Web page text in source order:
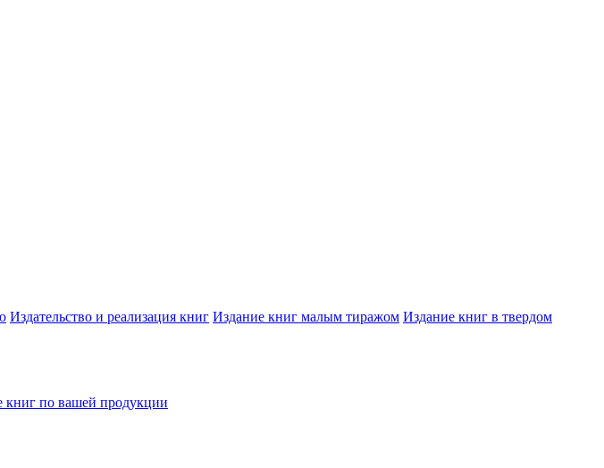
Издательство и реализация книг Издание книг малым тиражом Издание книг в твердом
книг по вашей продукции